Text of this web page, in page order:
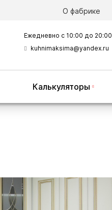
О фабрике
Ежедневно с 10:00 до 20:00
kuhnimaksima@yandex.ru
Калькуляторы